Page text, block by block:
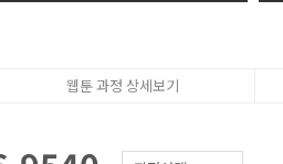
웹툰 과정 상세보기